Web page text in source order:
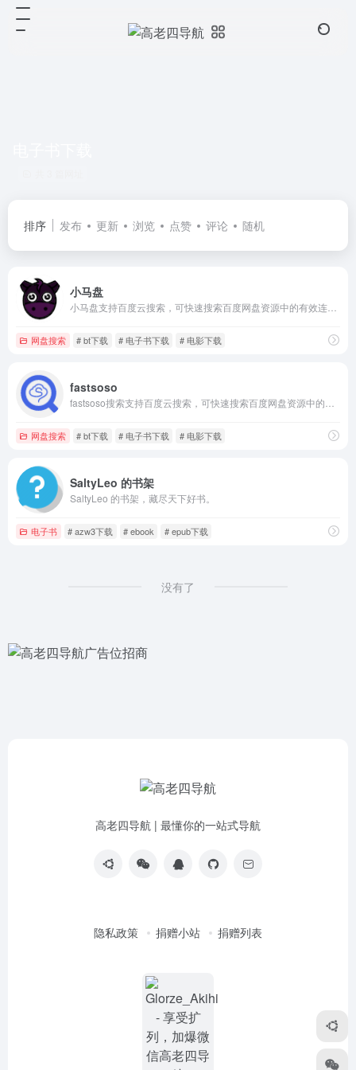
排序 发布 更新 浏览 点赞 评论 随机
小马盘
网盘搜索 # bt下载 # 电子书下载 # 电影下载
fastsoso
网盘搜索 # bt下载 # 电子书下载 # 电影下载
SaltyLeo 的书架
SaltyLeo 的书架，藏尽天下好书。
电子书 # azw3下载 # ebook # epub下载
没有了
高老四导航 | 最懂你的一站式导航
隐私政策 捐赠小站 捐赠列表